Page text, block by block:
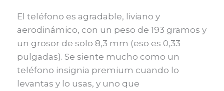
El teléfono es agradable, liviano y
aerodinámico, con un peso de 193 gramos y
un grosor de solo 8,3 mm (eso es 0,33
pulgadas). Se siente mucho como un
teléfono insignia premium cuando lo
levantas y lo usas, y uno que